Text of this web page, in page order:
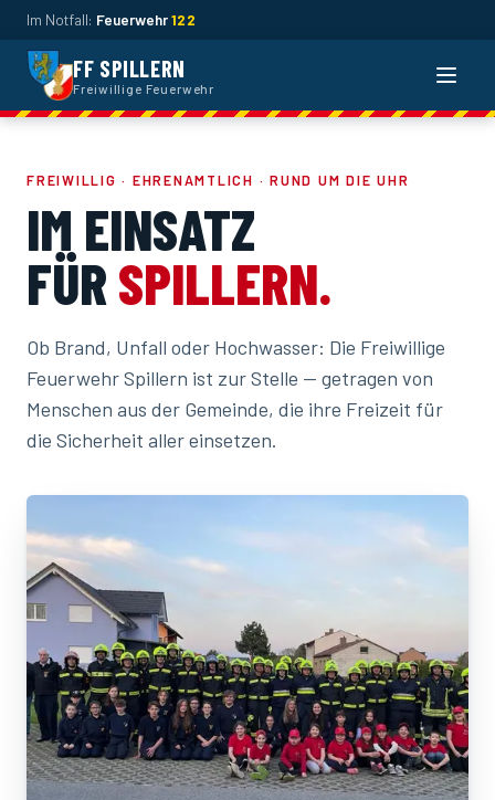
Im Notfall: Feuerwehr122
FF SPILLERN
Freiwillige Feuerwehr
FREIWILLIG · EHRENAMTLICH · RUND UM DIE UHR
IM EINSATZ
FÜRSPILLERN.
Ob Brand, Unfall oder Hochwasser: Die Freiwillige
Feuerwehr Spillern ist zur Stelle — getragen von
Menschen aus der Gemeinde, die ihre Freizeit für
die Sicherheit aller einsetzen.